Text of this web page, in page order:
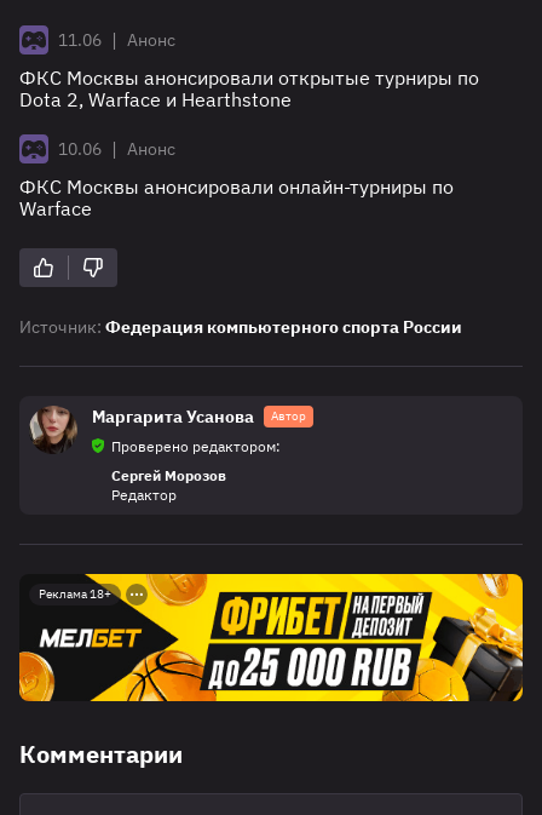
11.06 | Анонс
ФКС Москвы анонсировали открытые турниры по
Dota 2, Warface и Hearthstone
10.06 | Анонс
ФКС Москвы анонсировали онлайн-турниры по
Warface
Источник: Федерация компьютерного спорта России
Маргарита Усанова Автор
Проверено редактором:
Сергей Морозов
Редактор
Реклама 18+
Комментарии